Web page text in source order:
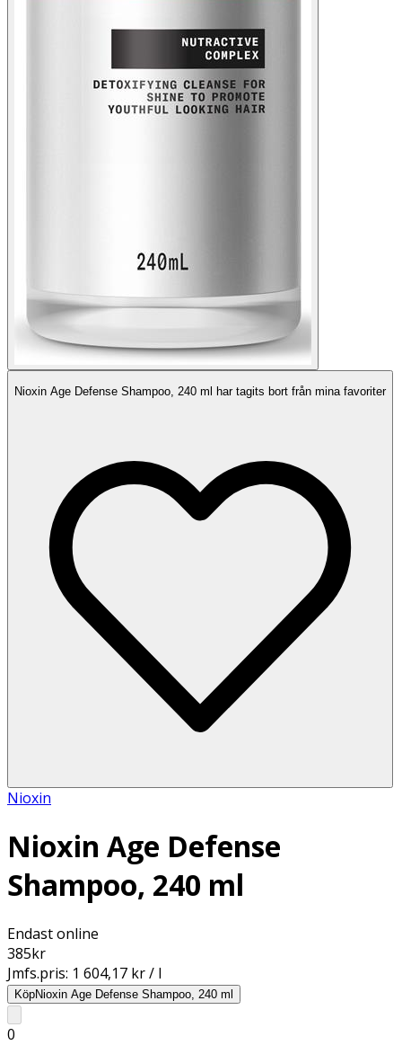
Nioxin Age Defense Shampoo, 240 ml har tagits bort från mina favoriter
Nioxin
Nioxin Age Defense
Shampoo, 240 ml
Endast online
385kr
Jmfs.pris: 1 604,17 kr / l
KöpNioxin Age Defense Shampoo, 240 ml
0